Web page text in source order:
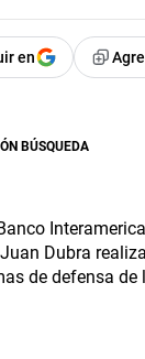
en
BÚSQUEDA
Dubra
de defensa de